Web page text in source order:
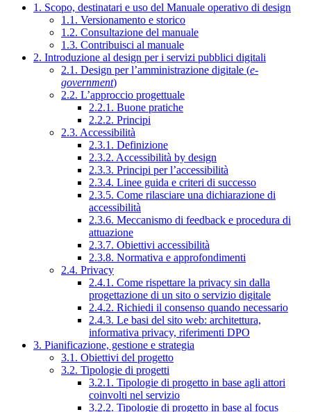
1. Scopo, destinatari e uso del Manuale operativo di design
1.1. Versionamento e storico
1.2. Consultazione del manuale
1.3. Contribuisci al manuale
2. Introduzione al design per i servizi pubblici digitali
2.1. Design per l’amministrazione digitale (e-
government)
2.2. L’approccio progettuale
2.2.1. Buone pratiche
2.2.2. Principi
2.3. Accessibilità
2.3.1. Definizione
2.3.2. Accessibilità by design
2.3.3. Principi per l’accessibilità
2.3.4. Linee guida e criteri di successo
2.3.5. Come rilasciare una dichiarazione di
accessibilità
2.3.6. Meccanismo di feedback e procedura di
attuazione
2.3.7. Obiettivi accessibilità
2.3.8. Normativa e approfondimenti
2.4. Privacy
2.4.1. Come rispettare la privacy sin dalla
progettazione di un sito o servizio digitale
2.4.2. Richiedi il consenso quando necessario
2.4.3. Le basi del sito web: architettura,
informativa privacy, riferimenti DPO
3. Pianificazione, gestione e strategia
3.1. Obiettivi del progetto
3.2. Tipologie di progetti
3.2.1. Tipologie di progetto in base agli attori
coinvolti nel servizio
3.2.2. Tipologie di progetto in base al focus